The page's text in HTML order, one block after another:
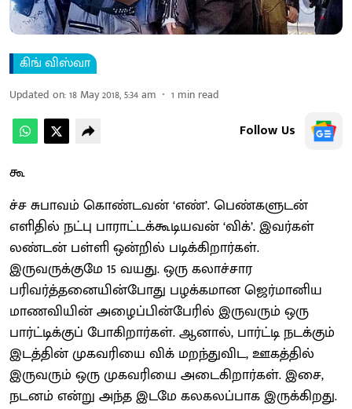
கிங் விஸ்வா
Updated on:18 May 2018, 5:34 am 1 min read
Follow Us
கூ
ச்ச சுபாவம் கொண்டவன் ‘எண்’. பெண்களுடன்
எளிதில் நட்பு பாராட்டக்கூடியவன் ‘விக்’. இவர்கள்
லண்டன் பள்ளி ஒன்றில் படிக்கிறார்கள்.
இருவருக்குமே 15 வயது. ஒரு கலாச்சார
பரிவர்த்தனையின்போது பழக்கமான ஜெர்மானிய
மாணவியின் அழைப்பின்பேரில் இருவரும் ஒரு
பார்ட்டிக்குப் போகிறார்கள். ஆனால், பார்ட்டி நடக்கும்
இடத்தின் முகவரியை விக் மறந்துவிட, ஊகத்தில்
இருவரும் ஒரு முகவரியை அடைகிறார்கள். இசை,
நடனம் என்று அந்த இடமே கலகலப்பாக இருக்கிறது.